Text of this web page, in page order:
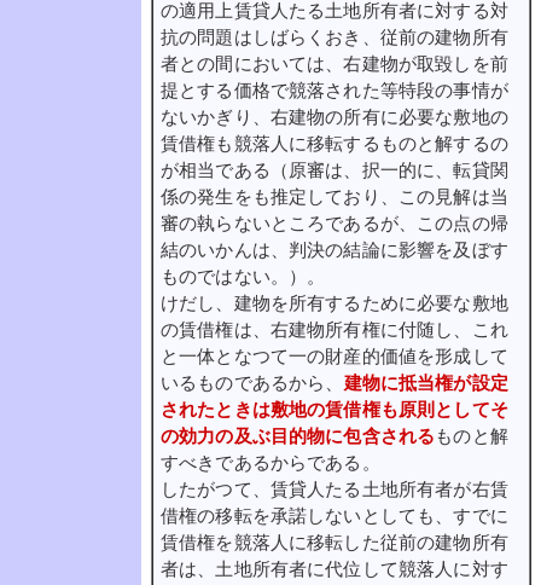
の適用上賃貸人たる土地所有者に対する対
抗の問題はしばらくおき、従前の建物所有
者との間においては、右建物が取毀しを前
提とする価格で競落された等特段の事情が
ないかぎり、右建物の所有に必要な敷地の
賃借権も競落人に移転するものと解するの
が相当である（原審は、択一的に、転貸関
係の発生をも推定しており、この見解は当
審の執らないところであるが、この点の帰
結のいかんは、判決の結論に影響を及ぼす
ものではない。）。
けだし、建物を所有するために必要な敷地
の賃借権は、右建物所有権に付随し、これ
と一体となつて一の財産的価値を形成して
いるものであるから、 建物に抵当権が設定
されたときは敷地の賃借権も原則としてそ
の効力の及ぶ目的物に包含される ものと解
すべきであるからである。
したがつて、賃貸人たる土地所有者が右賃
借権の移転を承諾しないとしても、すでに
賃借権を競落人に移転した従前の建物所有
者は、土地所有者に代位して競落人に対す